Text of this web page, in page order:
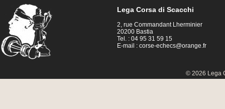
Lega Corsa di Scacchi
2, rue Commandant Lherminier
20200 Bastia
Tel. : 04 95 31 59 15
E-mail :corse-echecs@orange.fr
© 2026 Lega